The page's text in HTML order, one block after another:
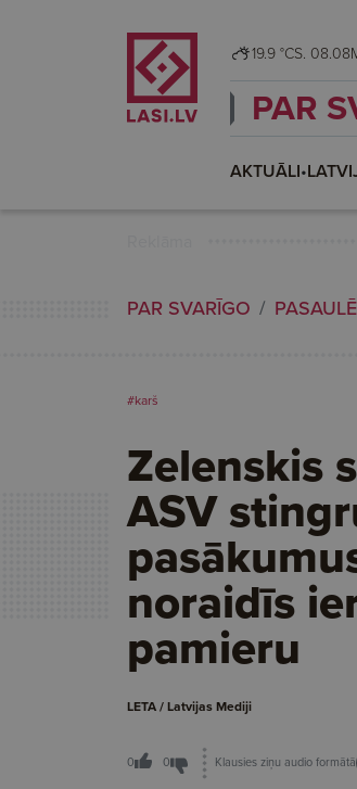
19.9 °CS. 08.08
PAR
AKTUĀLI•
PAR SVARĪGO PASAULĒ
#karš
Zelenskis
ASV
noraidīs
pamieru
LETA / Latvijas Mediji
0 0 Klausies ziņu audio formātā